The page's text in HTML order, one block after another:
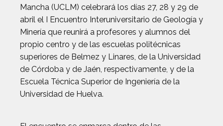
Mancha (UCLM) celebrará los días 27, 28 y 29 de
abril el I Encuentro Interuniversitario de Geología y
Minería que reunirá a profesores y alumnos del
propio centro y de las escuelas politécnicas
superiores de Belmez y Linares, de la Universidad
de Córdoba y de Jaén, respectivamente, y de la
Escuela Técnica Superior de Ingeniería de la
Universidad de Huelva.